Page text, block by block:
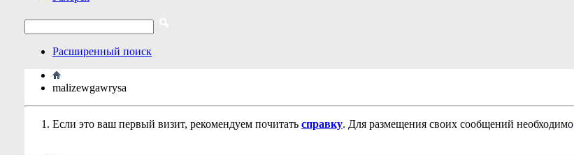
Расширенный поиск
malizewgawrysa
Если это ваш первый визит, рекомендуем почитать справку. Для размещения своих сообщений необходимо